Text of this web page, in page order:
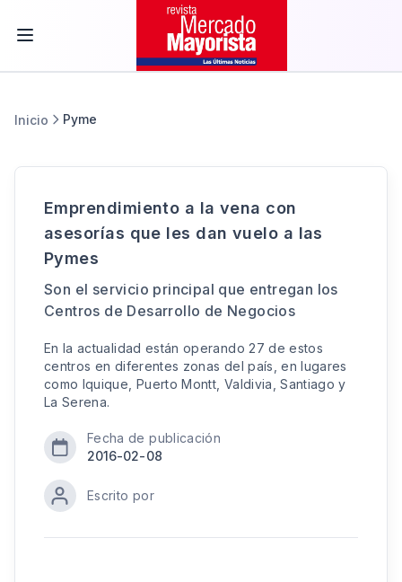
Inicio Pyme
Emprendimiento a la vena con
asesorías que les dan vuelo a las
Pymes
Son el servicio principal que entregan los
Centros de Desarrollo de Negocios
En la actualidad están operando 27 de estos
centros en diferentes zonas del país, en lugares
como Iquique, Puerto Montt, Valdivia, Santiago y
La Serena.
Fecha de publicación
2016-02-08
Escrito por